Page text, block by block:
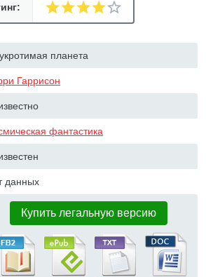
планета
Гаррисон
фантастика
данных
Купить легальную версию